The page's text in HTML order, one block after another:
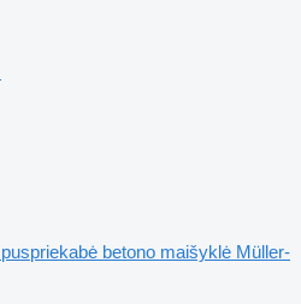
puspriekabė betono maišyklė Müller-